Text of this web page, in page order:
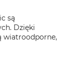
są
Dzięki
wiatroodporne,